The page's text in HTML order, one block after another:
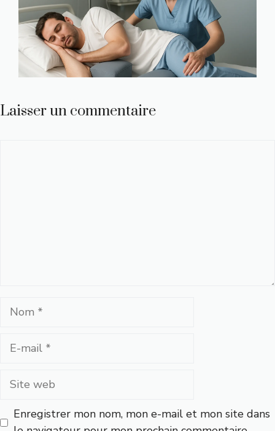
Laisser un commentaire
Nom
Site
Enregistrer mon nom, mon e-mail et mon site dans